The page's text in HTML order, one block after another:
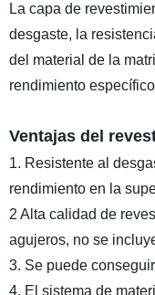
La capa de
desgaste, la
del material de la
rendimiento
Ventajas del
1. Resistente al
rendimiento en la
2 Alta calidad de
agujeros, no se
3. Se puede
4. El sistema de